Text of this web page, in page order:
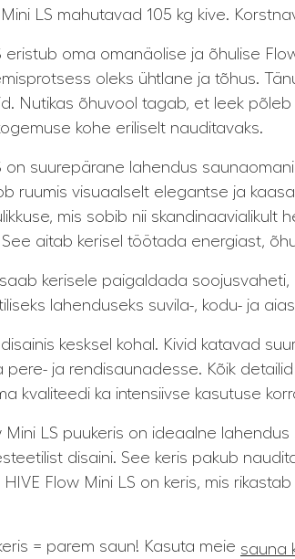
Mini LS mahutavad 105 kg kive.
eristub oma omanäolise ja õhulise
oleks ühtlane ja tõhus.
Nutikas õhuvool tagab, et leek
kohe eriliselt nauditavaks.
on suurepärane lahendus
ruumis visuaalselt elegantse ja
mis sobib nii
aitab kerisel töötada energiast,
saab kerisele paigaldada
lahenduseks suvila-, kodu- ja
kesksel kohal. Kivid katavad
pere- ja rendisaunadesse. Kõik
kvaliteedi ka intensiivse kasutuse
Mini LS puukeris on ideaalne
disaini. See keris pakub
HIVE Flow Mini LS on keris, mis
= parem saun! Kasuta meie sauna